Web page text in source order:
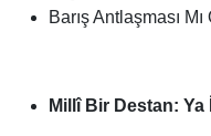
Barış Antlaşması
Millî Bir Destan: Ya